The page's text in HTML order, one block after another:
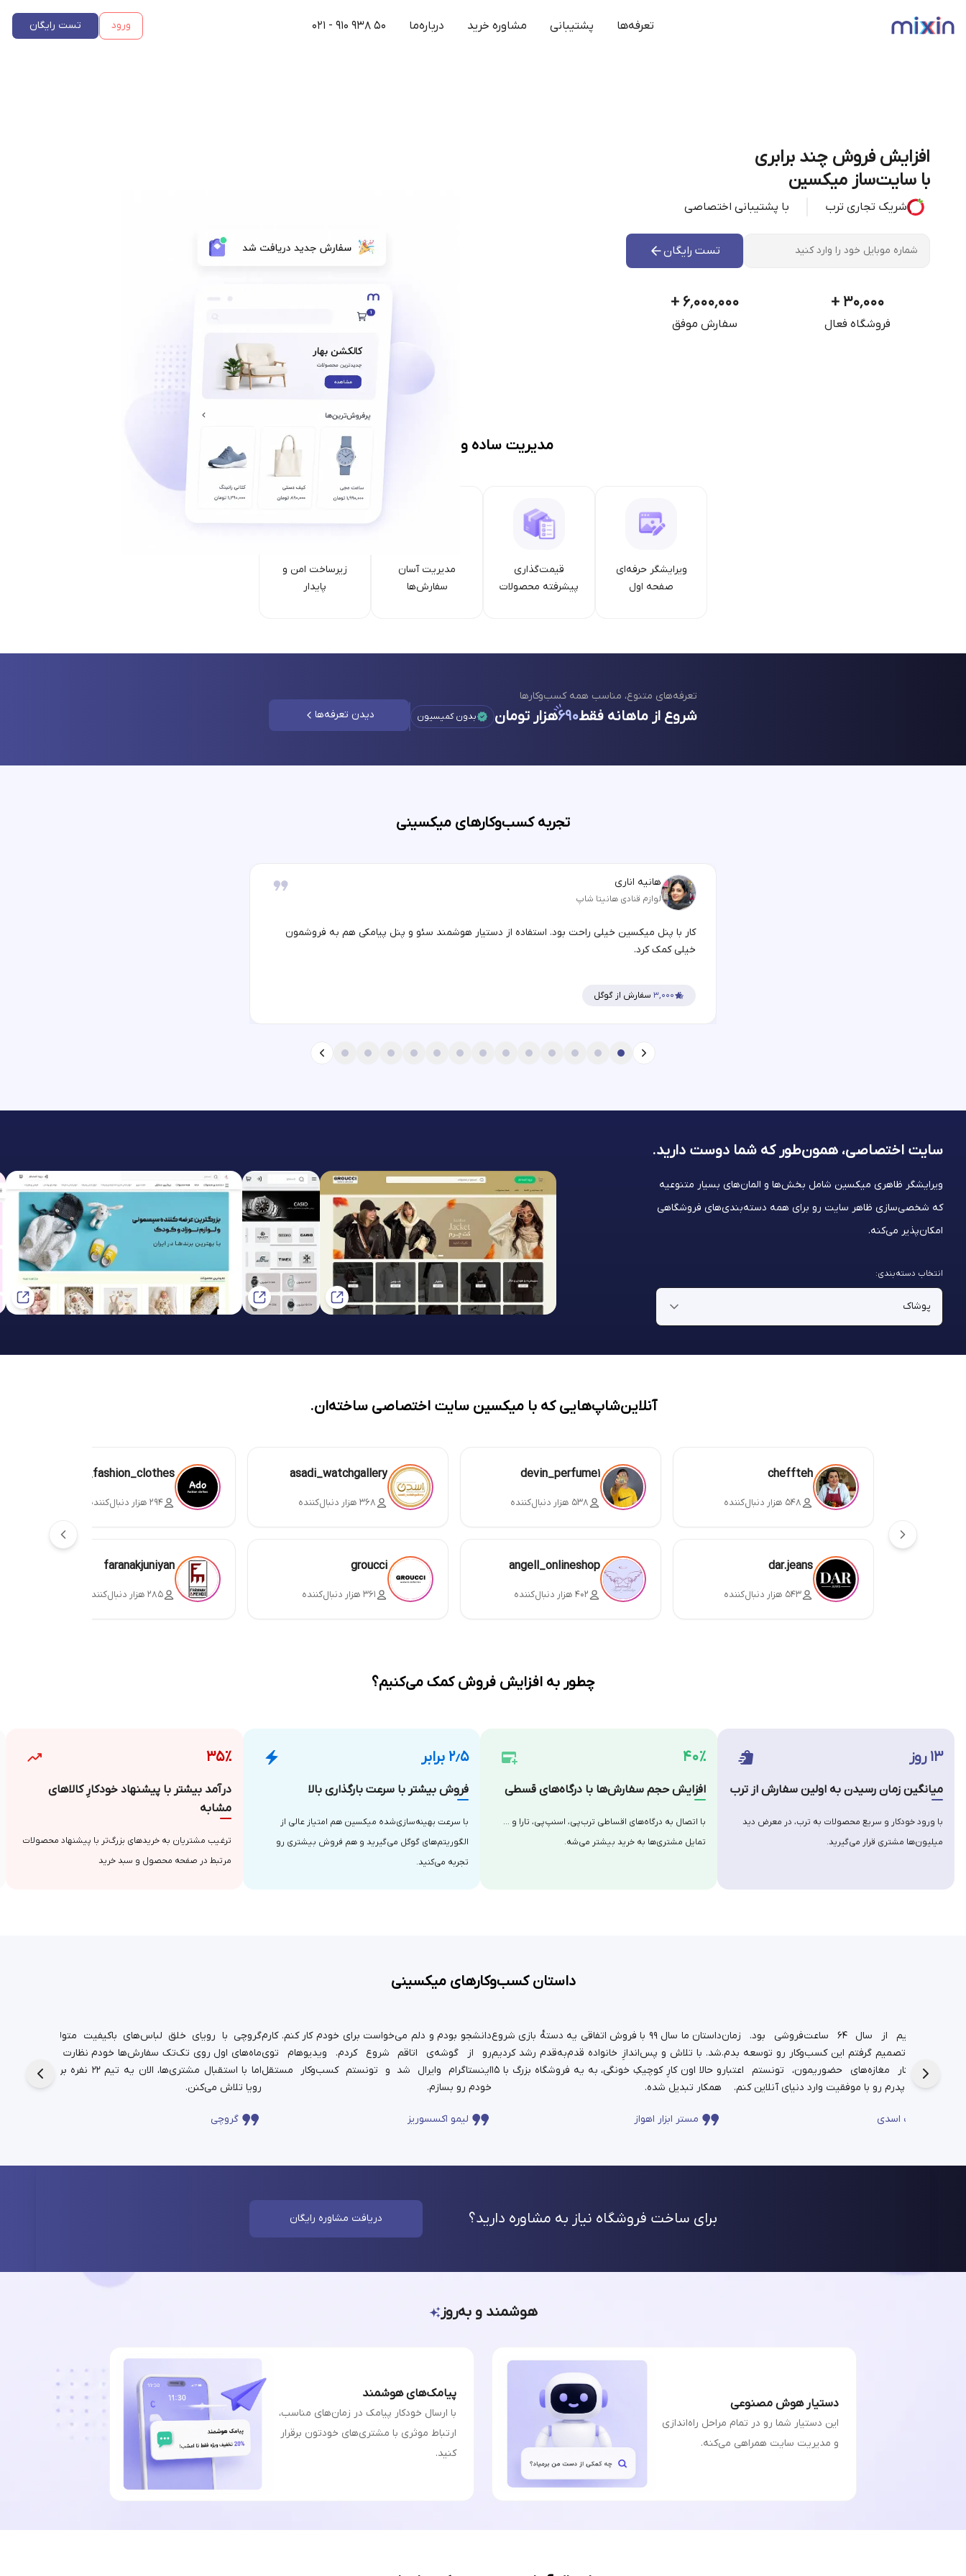
تعرفه‌ها پشتیبانی مشاوره خرید درباره‌ما ۰۲۱ - ۹۱۰ ۹۳۸ ۵۰ ورود تست رایگان
افزایش فروش چند برابری
با سایت‌ساز میکسین
شریک تجاری ترب با پشتیبانی اختصاصی
تست رایگان
۳۰٬۰۰۰ +
فروشگاه فعال
۶٬۰۰۰٬۰۰۰ +
سفارش موفق
مدیریت ساده و حرفه‌ای
ویرایشگر حرفه‌ای
صفحه اول
قیمت‌گذاری
پیشرفته محصولات
مدیریت آسان
سفارش‌ها
زیرساخت امن‌ و
پایدار
تعرفه‌های متنوع، مناسب همه کسب‌وکارها
شروع از ماهانه فقط۶۹۰هزار تومان بدون کمیسیون دیدن تعرفه‌ها
تجربه کسب‌وکارهای میکسینی
هانیه اناری
لوازم قنادی هانیتا شاپ
کار با پنل میکسین خیلی راحت بود. استفاده از دستیار هوشمند سئو و پنل پیامکی هم به فروشمون
خیلی کمک کرد.
۳,۰۰۰ سفارش از گوگل
سایت اختصاصی، همون‌طور که شما دوست دارید.
ویرایشگر ظاهری میکسین شامل بخش‌ها و المان‌های بسیار متنوعیه
که شخصی‌سازی ظاهر سایت رو برای همه دسته‌بندی‌های فروشگاهی
امکان‌پذیر می‌کنه.
انتخاب دسته‌بندی:
آنلاین‌شاپ‌هایی که با میکسین سایت اختصاصی ساخته‌ان.
cheffteh
۵۴۸ هزار دنبال‌کننده
devin_perfume1
۵۳۸ هزار دنبال‌کننده
asadi_watchgallery
۳۶۸ هزار دنبال‌کننده
ado_fashion_clothes
۲۹۴ هزار دنبال‌کننده
dar.jeans
۵۴۳ هزار دنبال‌کننده
angell_onlineshop
۴۰۲ هزار دنبال‌کننده
groucci
۳۶۱ هزار دنبال‌کننده
faranakjuniyan
۲۸۵ هزار دنبال‌کننده
چطور به افزایش فروش کمک می‌کنیم؟
۳۵٪
درآمد بیشتر با پیشنهاد خودکارِ کالاهای
مشابه
ترغیب مشتریان به خریدهای بزرگ‌تر با پیشنهاد محصولات
مرتبط در صفحه محصول و سبد خرید
۲٫۵ برابر
فروش بیشتر با سرعت بارگذاری بالا
با سرعت بهینه‌سازی‌شده میکسین هم امتیاز عالی از
الگوریتم‌های گوگل می‌گیرید و هم فروش بیشتری رو
تجربه می‌کنید.
۴۰٪
افزایش حجم سفارش‌ها با درگاه‌های قسطی
با اتصال به درگاه‌های اقساطی ترب‌پی، اسنپ‌پی، تارا و …
تمایل مشتری‌ها به خرید بیشتر می‌شه.
۱۳ روز
میانگین زمان رسیدن به اولین سفارش از ترب
با ورود خودکار و سریع محصولات به ترب، در معرض دید
میلیون‌ها مشتری قرار می‌گیرید.
داستان کسب‌وکارهای میکسینی
گروچی با رویای خلق لباس‌های باکیفیت متولد شد.
ماه‌های اول روی تک‌تک سفارش‌ها خودم نظارت داشتم،
اما با استقبال مشتری‌ها، الان یه تیم ۲۲ نفره برای این
رویا تلاش می‌کنن.
گروچی
دانشجو بودم و دلم می‌خواست برای خودم کار کنم. کارم
رو از گوشه‌ی اتاقم شروع کردم. ویدیوهام توی
اینستاگرام وایرال شد و تونستم کسب‌وکار مستقل
خودم رو بسازم.
لیمو اکسسوریز
داستان ما سال ۹۹ با فروش اتفاقی یه دسته‌ٔ بازی شروع
شد. با تلاش و پس‌اندازِ خانواده قدم‌به‌قدم رشد کردیم
و حالا اون کارِ کوچیکِ خونگی، به یه فروشگاه بزرگ با ۱۵
همکار تبدیل شده.
مستر ابزار اهواز
شغل پدریم از سال ۶۴ ساعت‌فروشی بود. زمان
دانشجویی تصمیم گرفتم این کسب‌وکار رو توسعه بدم.
حالا در کنار مغازه‌های حضوریمون، تونستم اعتبار
چندساله‌ی پدرم رو با موفقیت وارد دنیای آنلاین کنم.
ساعت اسدی
برای ساخت فروشگاه نیاز به مشاوره دارید؟ دریافت مشاوره رایگان
هوشمند و به‌روز
دستیار هوش مصنوعی
این دستیار شما رو در تمام مراحل راه‌اندازی
و مدیریت سایت همراهی می‌کنه.
پیامک‌های هوشمند
با ارسال خودکار پیامک در زمان‌های مناسب،
ارتباط موثری با مشتری‌های خودتون برقرار
کنید.